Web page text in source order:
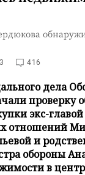
416
дела
проверку
экс-
отношений
и
обороны
в